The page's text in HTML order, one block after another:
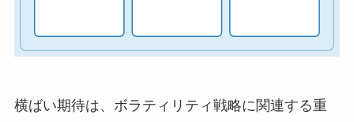
横ばい期待は、ボラティリティ戦略に関連する重